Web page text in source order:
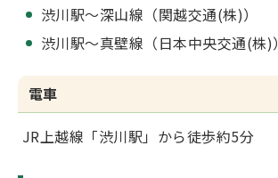
渋川駅～深山線（関越交通(株)）
渋川駅～真壁線（日本中央交通(株)）
電車
JR上越線「渋川駅」から徒歩約5分